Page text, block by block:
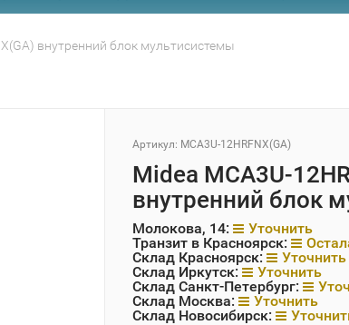
внутренний блок мультисистемы
Артикул: MCA3U-12HRFNX(GA)
Midea MCA3U-
внутренний блок
Молокова, 14:
Уточнить
Транзит в Красноярск:
Склад Красноярск:
Уточнить
Склад Иркутск:
Уточнить
Склад Санкт-Петербург:
Склад Москва:
Уточнить
Склад Новосибирск: